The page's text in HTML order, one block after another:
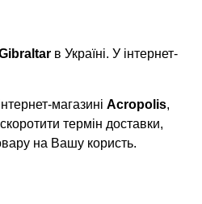
в Україні. У інтернет-
магазині Acropolis,
термін доставки,
на Вашу користь.